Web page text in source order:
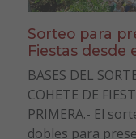
Sorteo para
Fiestas
BASES DEL
COHETE DE
PRIMERA.- El
dobles para